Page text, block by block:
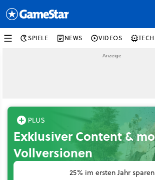
SPIELE NEWS VIDEOS TECH
Exklusiver Content &
Vollversionen
25% im ersten Jahr sparen